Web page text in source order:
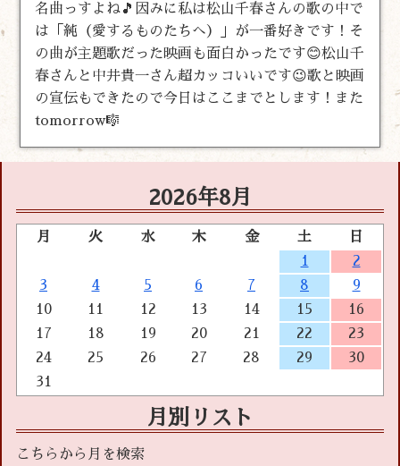
名曲っすよね🎵因みに私は松山千春さんの歌の中で
は「純（愛するものたちへ）」が一番好きです！そ
の曲が主題歌だった映画も面白かったです😊松山千
春さんと中井貴一さん超カッコいいです😉歌と映画
の宣伝もできたので今日はここまでとします！また
tomorrow🎼
2026年8月
月 火 水 木 金 土
日
1
2
3
4 5 6 7 8
9
10
11 12 13 14 15
16
17
18 19 20 21 22
23
24
25 26 27 28 29
30
31
月別リスト